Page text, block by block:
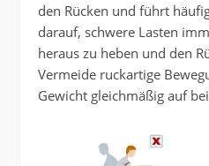
den Rücken und führt
darauf, schwere Lasten
heraus zu heben und den
Vermeide ruckartige
Gewicht gleichmäßig auf